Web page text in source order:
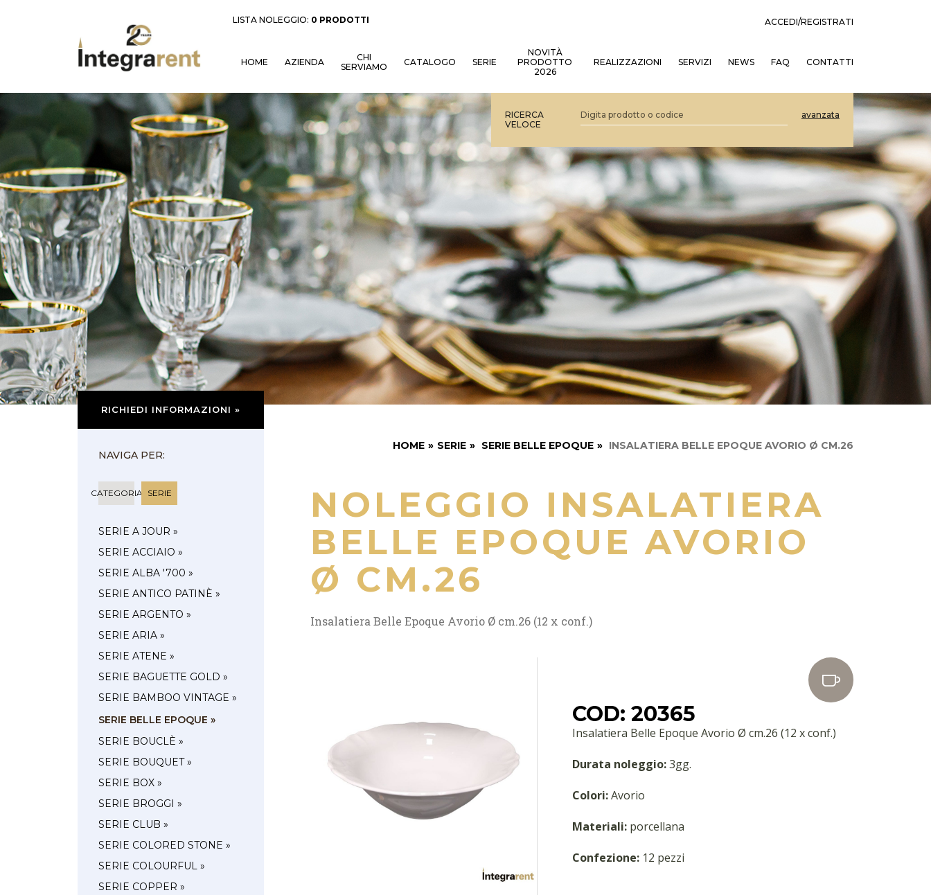
LISTA NOLEGGIO: 0 PRODOTTI ACCEDI/REGISTRATI
HOME AZIENDA
CHI
SERVIAMO
CATALOGO SERIE
NOVITÀ
PRODOTTO
2026
REALIZZAZIONI SERVIZI NEWS FAQ CONTATTI
RICERCA
VELOCE
avanzata
RICHIEDI INFORMAZIONI »
NAVIGA PER:
CATEGORIA SERIE
SERIE A JOUR »
SERIE ACCIAIO »
SERIE ALBA '700 »
SERIE ANTICO PATINÈ »
SERIE ARGENTO »
SERIE ARIA »
SERIE ATENE »
SERIE BAGUETTE GOLD »
SERIE BAMBOO VINTAGE »
SERIE BELLE EPOQUE »
SERIE BOUCLÈ »
SERIE BOUQUET »
SERIE BOX »
SERIE BROGGI »
SERIE CLUB »
SERIE COLORED STONE »
SERIE COLOURFUL »
SERIE COPPER »
HOME » SERIE » SERIE BELLE EPOQUE » INSALATIERA BELLE EPOQUE AVORIO Ø CM.26
NOLEGGIO INSALATIERA
BELLE EPOQUE AVORIO
Ø CM.26
Insalatiera Belle Epoque Avorio Ø cm.26 (12 x conf.)
COD: 20365
Insalatiera Belle Epoque Avorio Ø cm.26 (12 x conf.)
Durata noleggio:3gg.
Colori:Avorio
Materiali:porcellana
Confezione:12 pezzi